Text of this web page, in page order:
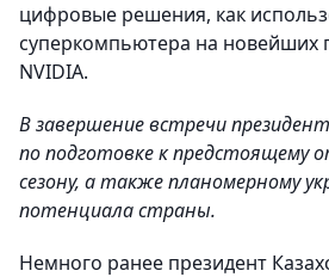
цифровые решения, как
суперкомпьютера на новейших
NVIDIA.
В завершение встречи
по подготовке к предстоящему
сезону, а также планомерному
потенциала страны.
Немного ранее президент